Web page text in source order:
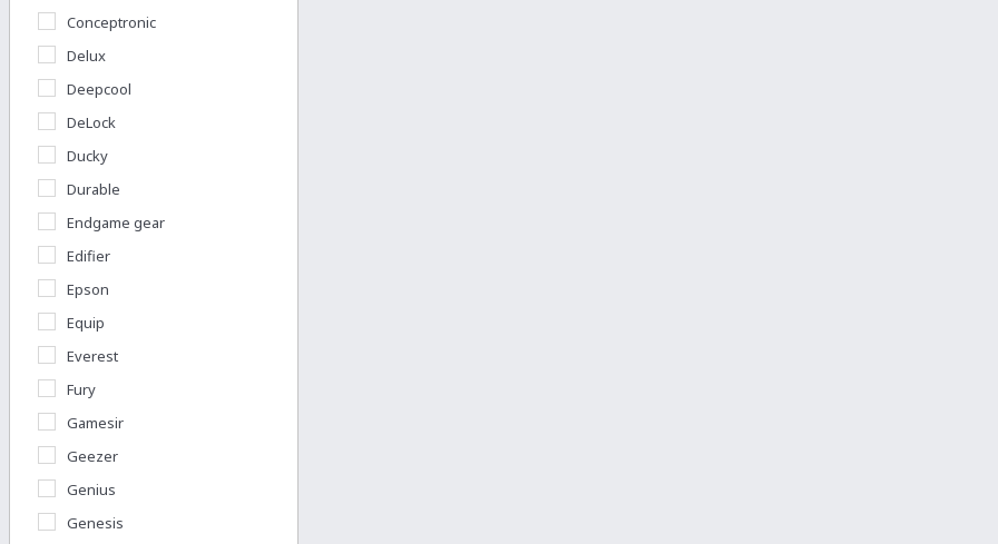
Conceptronic
Delux
Deepcool
DeLock
Ducky
Durable
Endgame gear
Edifier
Epson
Equip
Everest
Fury
Gamesir
Geezer
Genius
Genesis